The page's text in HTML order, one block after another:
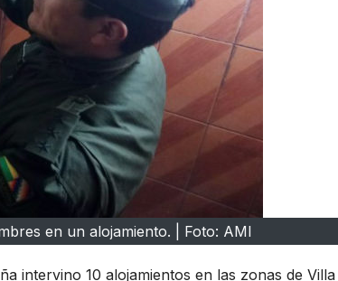
en un alojamiento. | Foto: AMI
intervino 10 alojamientos en las zonas de Villa